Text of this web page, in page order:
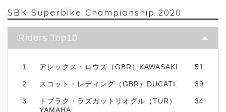
SBK Superbike Championship 2020
Riders Top10
1 アレックス・ロウズ（GBR）KAWASAKI 51
2 スコット・レディング（GBR）DUCATI 39
3
トプラク・ラズガットリオグル（TUR）
YAMAHA
34